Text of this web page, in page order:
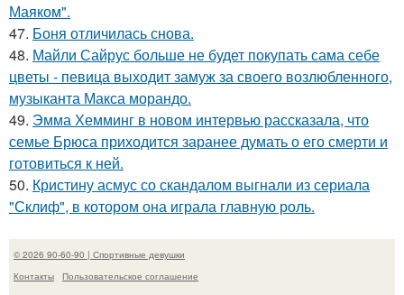
Маяком".
47. Боня отличилась снова.
48. Майли Сайрус больше не будет покупать сама себе
цветы - певица выходит замуж за своего возлюбленного,
музыканта Макса морандо.
49. Эмма Хемминг в новом интервью рассказала, что
семье Брюса приходится заранее думать о его смерти и
готовиться к ней.
50. Кристину асмус со скандалом выгнали из сериала
"Склиф", в котором она играла главную роль.
© 2026 90-60-90 | Спортивные девушки
Контакты
Пользовательское соглашение